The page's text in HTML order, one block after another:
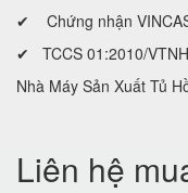
✔ Chứng nhận
✔ TCCS 01:2010/
Nhà Máy Sản Xuất Tủ
Liên hệ